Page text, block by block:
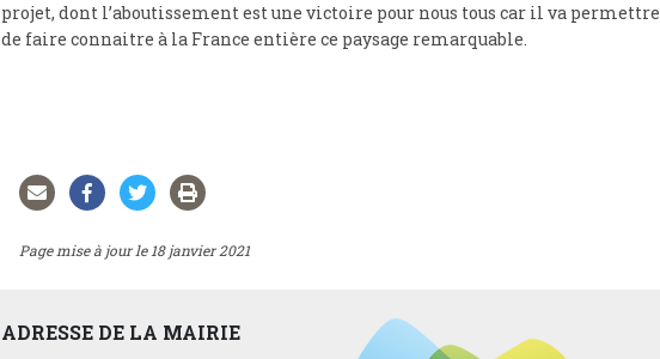
projet, dont l’aboutissement est une victoire pour nous tous car il va permettre
de faire connaitre à la France entière ce paysage remarquable.
Page mise à jour le 18 janvier 2021
ADRESSE DE LA MAIRIE